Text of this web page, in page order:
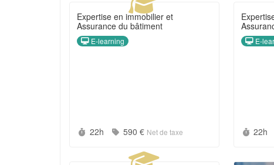
Expertise en immobilier et
Assurance du bâtiment
E-learning
Durée :
22h Prix :
590 € Net de taxe
E-
22h